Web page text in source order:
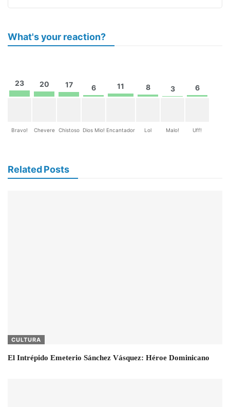
What's your reaction?
23
Bravo!
20
Chevere
17
Chistoso
6
Dios Mio!
11
Encantador
8
Lol
3
Malo!
6
Uff!
Related Posts
CULTURA
El Intrépido Emeterio Sánchez Vásquez: Héroe Dominicano